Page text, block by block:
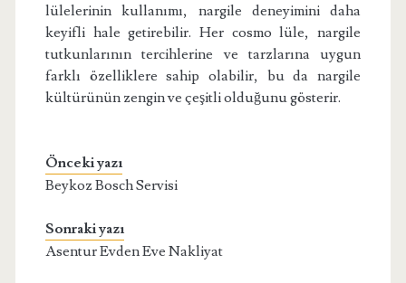
lülelerinin kullanımı, nargile deneyimini daha
keyifli hale getirebilir. Her cosmo lüle, nargile
tutkunlarının tercihlerine ve tarzlarına uygun
farklı özelliklere sahip olabilir, bu da nargile
kültürünün zengin ve çeşitli olduğunu gösterir.
Önceki yazı
Beykoz Bosch Servisi
Sonraki yazı
Asentur Evden Eve Nakliyat